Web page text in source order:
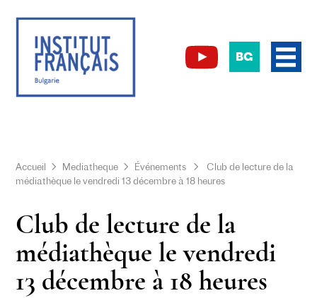
BG
Accueil Mediatheque Événements
Club de lecture de la
médiathèque le vendredi 13 décembre à 18 heures
Club de lecture de la
médiathèque le vendredi
13 décembre à 18 heures